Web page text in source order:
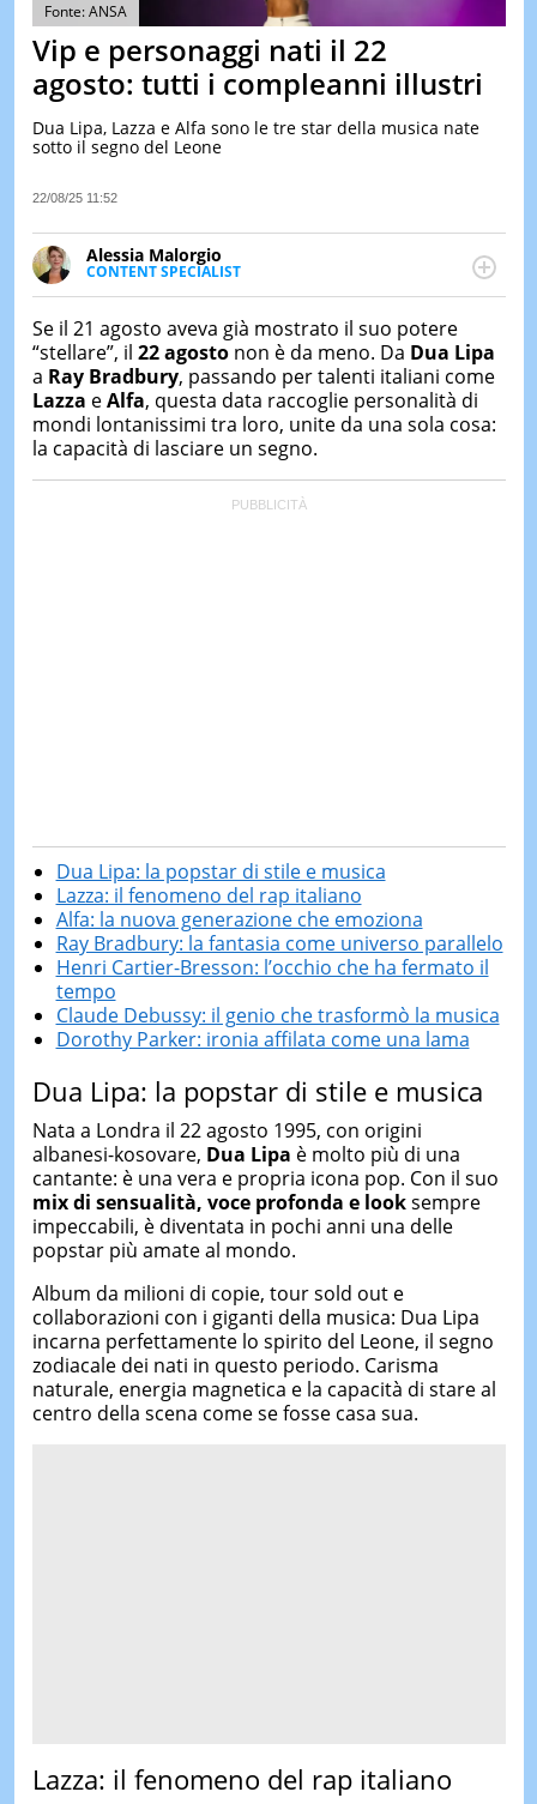
TEST
LE
DI
Fonte: ANSA
Vip e personaggi nati il 22
agosto: tutti i compleanni illustri
Dua Lipa, Lazza e Alfa sono le tre star della musica nate
sotto il segno del Leone
22/08/25 11:52
Alessia Malorgio
CONTENT SPECIALIST
Ha conseguito un Master in Marketing Management
occupa della creazione di contenuti in ottica SEO e
dello sviluppo di strategie marketing attraverso
canali digitali.
Se il 21 agosto aveva già mostrato il suo potere
“stellare”, il 22 agostonon è da meno. Da Dua Lipa
a Ray Bradbury, passando per talenti italiani come
Lazza eAlfa, questa data raccoglie personalità di
mondi lontanissimi tra loro, unite da una sola cosa:
la capacità di lasciare un segno.
Dua Lipa: la popstar di stile e musica
Lazza: il fenomeno del rap italiano
Alfa: la nuova generazione che emoziona
Ray Bradbury: la fantasia come universo parallelo
Henri Cartier-Bresson: l’occhio che ha fermato il
tempo
Claude Debussy: il genio che trasformò la musica
Dorothy Parker: ironia affilata come una lama
Dua Lipa: la popstar di stile e musica
Nata a Londra il 22 agosto 1995, con origini
albanesi-kosovare, Dua Lipa è molto più di una
cantante: è una vera e propria icona pop. Con il suo
mix di sensualità, voce profonda e looksempre
impeccabili, è diventata in pochi anni una delle
popstar più amate al mondo.
Album da milioni di copie, tour sold out e
collaborazioni con i giganti della musica: Dua Lipa
incarna perfettamente lo spirito del Leone, il segno
zodiacale dei nati in questo periodo. Carisma
naturale, energia magnetica e la capacità di stare al
centro della scena come se fosse casa sua.
Lazza: il fenomeno del rap italiano